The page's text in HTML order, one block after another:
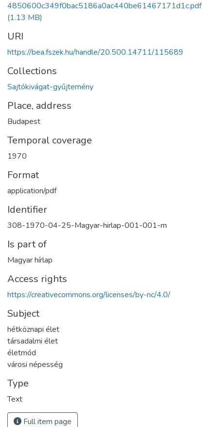
4850600c349f0bac5186a0ac440be61467171d1c.pdf
(1.13 MB)
URI
https://bea.fszek.hu/handle/20.500.14711/115689
Collections
Sajtókivágat-gyűjtemény
Place, address
Budapest
Temporal coverage
1970
Format
application/pdf
Identifier
308-1970-04-25-Magyar-hirlap-001-001-m
Is part of
Magyar hírlap
Access rights
https://creativecommons.org/licenses/by-nc/4.0/
Subject
hétköznapi élet
társadalmi élet
életmód
városi népesség
Type
Text
Full item page